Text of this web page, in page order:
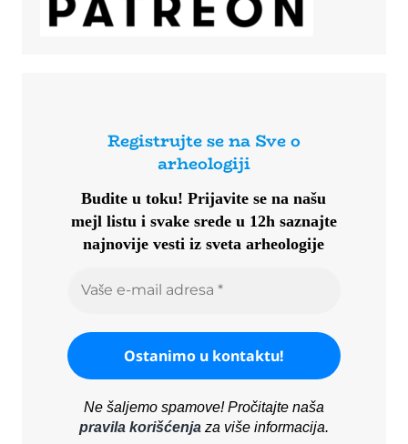
Registrujte se na Sve o
arheologiji
Budite u toku!Prijavite se na našu
mejl listu i svake srede u 12h saznajte
najnovije vesti iz sveta arheologije
Ne šaljemo spamove! Pročitajte naša
pravila korišćenjaza više informacija.